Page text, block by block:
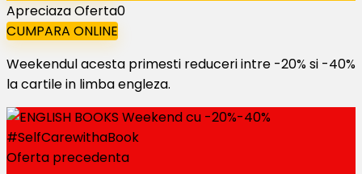
Apreciaza Oferta0
CUMPARA ONLINE
Weekendul acesta primesti reduceri intre -20% si -40%
la cartile in limba engleza.
Oferta precedenta